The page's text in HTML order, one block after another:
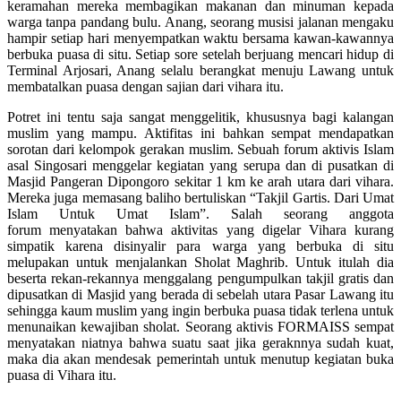
keramahan mereka membagikan makanan dan minuman kepada
warga tanpa pandang bulu. Anang, seorang musisi jalanan mengaku
hampir setiap hari menyempatkan waktu bersama kawan-kawannya
berbuka puasa di situ. Setiap sore setelah berjuang mencari hidup di
Terminal Arjosari, Anang selalu berangkat menuju Lawang untuk
membatalkan puasa dengan sajian dari vihara itu.
Potret ini tentu saja sangat menggelitik, khususnya bagi kalangan
muslim yang mampu. Aktifitas ini bahkan sempat mendapatkan
sorotan dari kelompok gerakan muslim. Sebuah forum aktivis Islam
asal Singosari menggelar kegiatan yang serupa dan di pusatkan di
Masjid Pangeran Dipongoro sekitar 1 km ke arah utara dari vihara.
Mereka juga memasang baliho bertuliskan “Takjil Gartis. Dari Umat
Islam Untuk Umat Islam”. Salah seorang anggota
forum menyatakan bahwa aktivitas yang digelar Vihara kurang
simpatik karena disinyalir para warga yang berbuka di situ
melupakan untuk menjalankan Sholat Maghrib. Untuk itulah dia
beserta rekan-rekannya menggalang pengumpulkan takjil gratis dan
dipusatkan di Masjid yang berada di sebelah utara Pasar Lawang itu
sehingga kaum muslim yang ingin berbuka puasa tidak terlena untuk
menunaikan kewajiban sholat. Seorang aktivis FORMAISS sempat
menyatakan niatnya bahwa suatu saat jika geraknnya sudah kuat,
maka dia akan mendesak pemerintah untuk menutup kegiatan buka
puasa di Vihara itu.